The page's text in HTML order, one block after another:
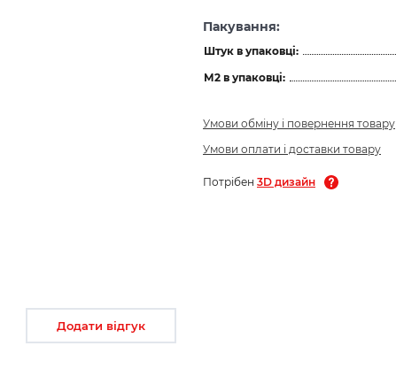
Пакування:
Штук в упаковці:
М2 в упаковці:
Умови обміну і повернення товару
Умови оплати і доставки товару
Потрібен 3D дизайн
Додати відгук